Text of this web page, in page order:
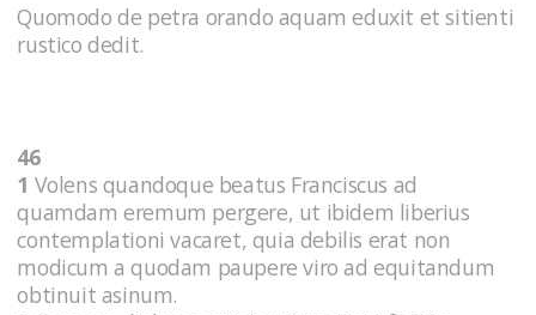
Quomodo de petra orando aquam eduxit et sitienti
rustico dedit.
46
1 Volens quandoque beatus Franciscus ad
quamdam eremum pergere, ut ibidem liberius
contemplationi vacaret, quia debilis erat non
modicum a quodam paupere viro ad equitandum
obtinuit asinum.